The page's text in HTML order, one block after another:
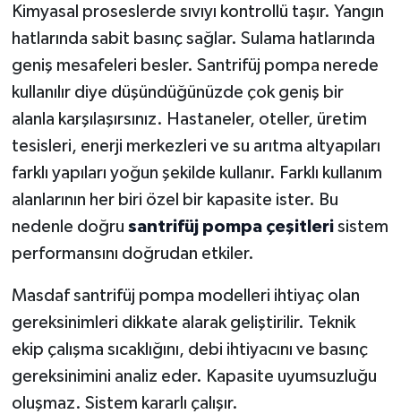
Kimyasal proseslerde sıvıyı kontrollü taşır. Yangın
hatlarında sabit basınç sağlar. Sulama hatlarında
geniş mesafeleri besler. Santrifüj pompa nerede
kullanılır diye düşündüğünüzde çok geniş bir
alanla karşılaşırsınız. Hastaneler, oteller, üretim
tesisleri, enerji merkezleri ve su arıtma altyapıları
farklı yapıları yoğun şekilde kullanır. Farklı kullanım
alanlarının her biri özel bir kapasite ister. Bu
nedenle doğru santrifüj pompa çeşitlerisistem
performansını doğrudan etkiler.
Masdaf santrifüj pompa modelleri ihtiyaç olan
gereksinimleri dikkate alarak geliştirilir. Teknik
ekip çalışma sıcaklığını, debi ihtiyacını ve basınç
gereksinimini analiz eder. Kapasite uyumsuzluğu
oluşmaz. Sistem kararlı çalışır.